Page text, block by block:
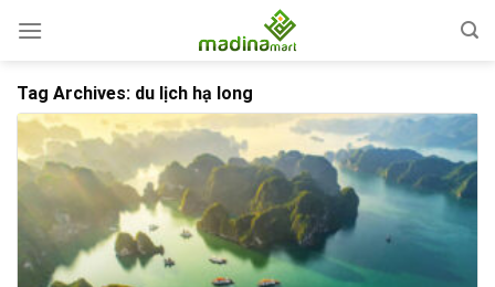
Tag Archives: du lịch hạ long